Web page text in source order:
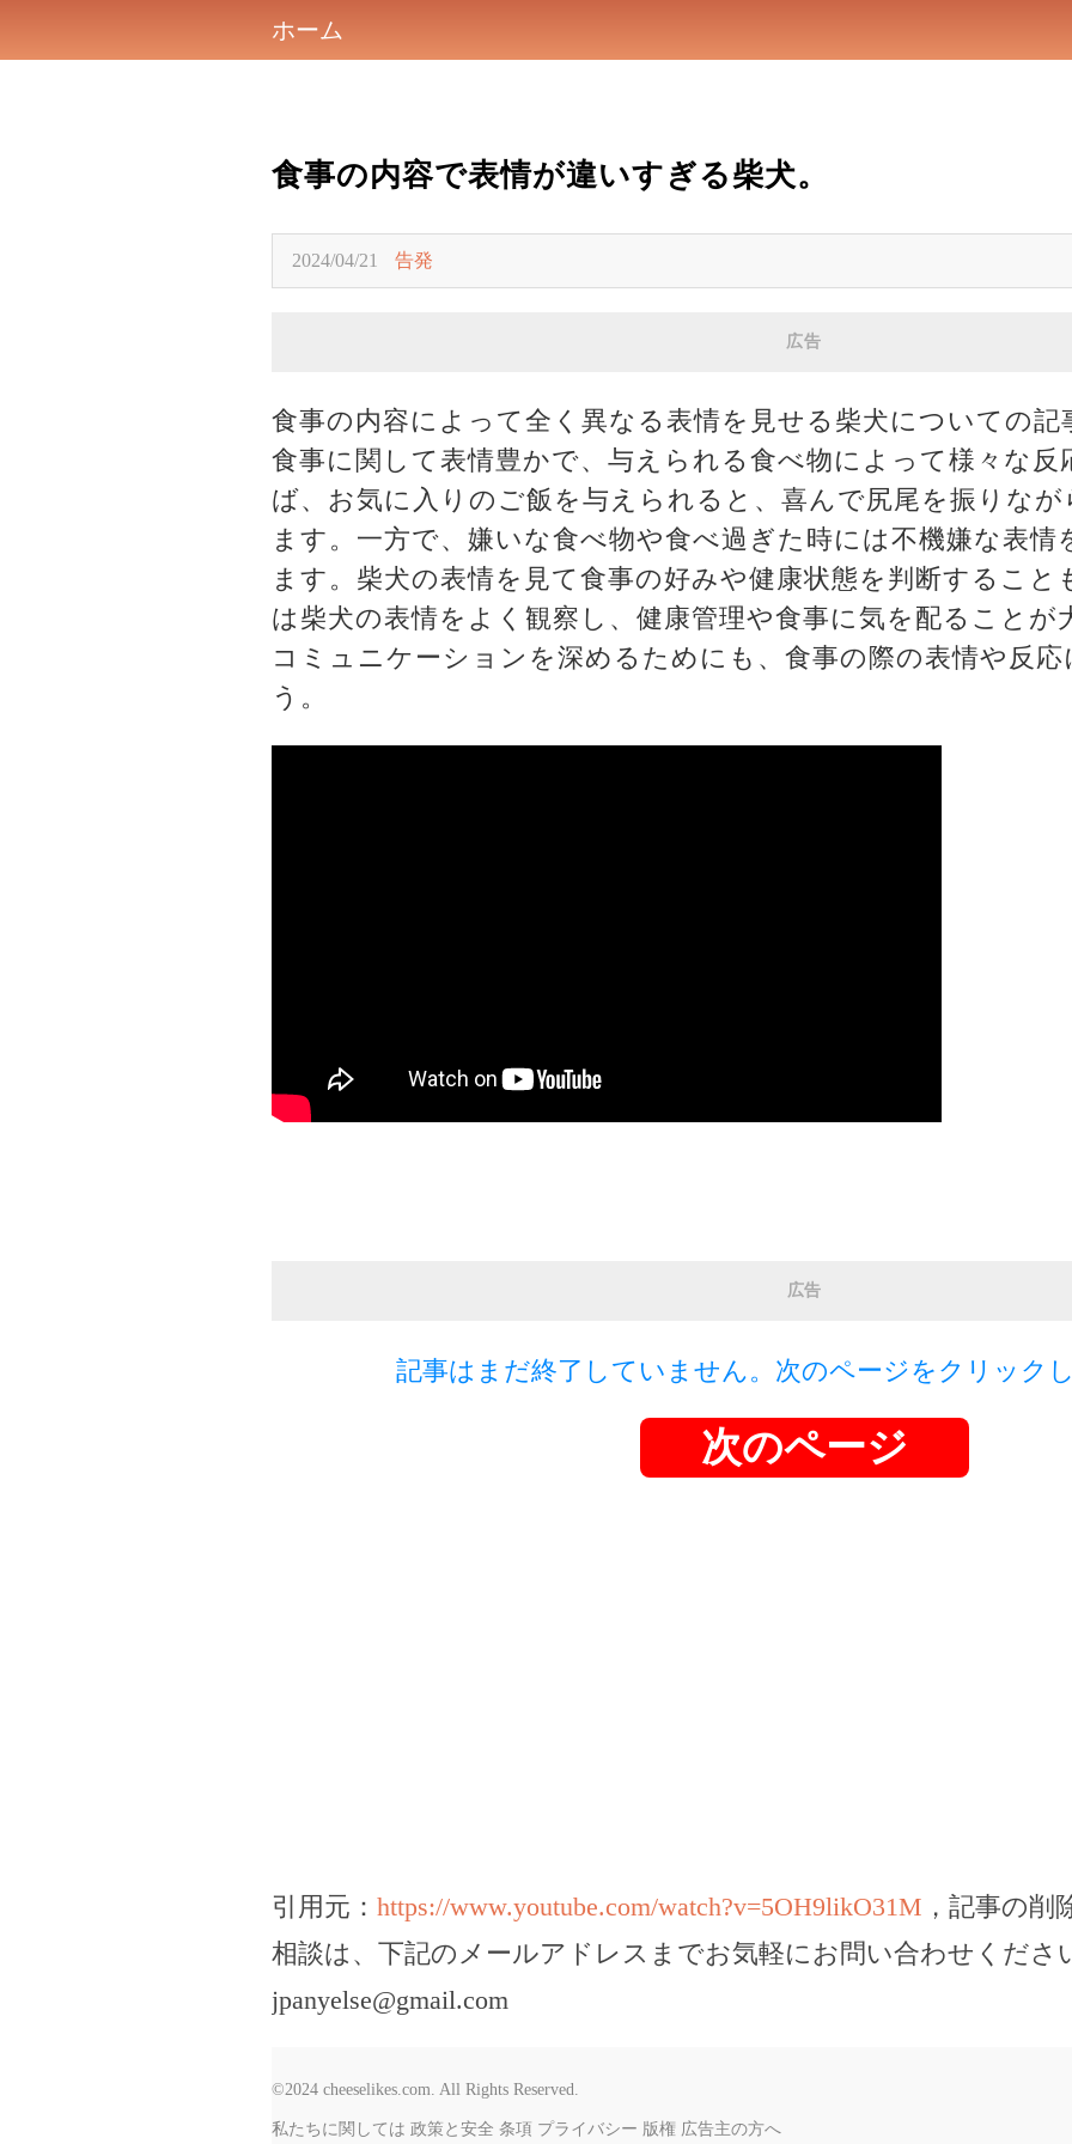
ホーム
食事の内容で表情が違いすぎる柴犬。
2024/04/21 告発
広告
食事の内容によって全く異なる表情を見せる柴犬についての記
食事に関して表情豊かで、与えられる食べ物によって様々な反
ば、お気に入りのご飯を与えられると、喜んで尻尾を振りな
ます。一方で、嫌いな食べ物や食べ過ぎた時には不機嫌な表情
ます。柴犬の表情を見て食事の好みや健康状態を判断すること
は柴犬の表情をよく観察し、健康管理や食事に気を配ることが
コミュニケーションを深めるためにも、食事の際の表情や反応
う。
広告
記事はまだ終了していません。次のページをクリック
次のページ
引用元： https://www.youtube.com/watch?v=5OH9likO31M ，記事の削
相談は、下記のメールアドレスまでお気軽にお問い合わせくださ
jpanyelse@gmail.com
©2024 cheeselikes.com. All Rights Reserved.
私たちに関しては 政策と安全 条項 プライバシー 版権 広告主の方へ